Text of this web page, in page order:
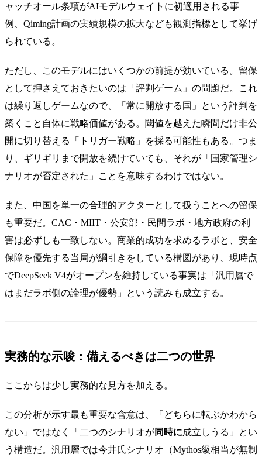
ャッチオール条項がAIモデルウェイトに初適用される事
例、Qiming計画の実績規模の拡大なども観測指標として挙げ
られている。
ただし、このモデルにはいくつかの前提が効いている。留保
として押さえておきたいのは「評判ゲーム」の問題だ。これ
は繰り返しゲームなので、「常に開放する国」という評判を
築くこと自体に戦略価値がある。閾値を越えた瞬間だけ非公
開に切り替える「トリガー戦略」を採る可能性もある。つま
り、ギリギリまで開放を続けていても、それが「国家管理シ
ナリオが否定された」ことを意味するわけではない。
また、中国を単一の合理的アクターとして扱うことへの留保
も重要だ。CAC・MIIT・公安部・民間ラボ・地方政府の利
害は必ずしも一致しない。商業的成功を求めるラボと、安全
保障を優先する当局が綱引きをしている構図があり、現時点
でDeepSeek V4がオープンを維持している事実は「汎用層で
はまだラボ側の論理が優勢」という読みも成立する。
実務的な示唆：備えるべきは二つの世界
ここからは少し実務的な見方を加える。
この分析が示す最も重要な含意は、「どちらに転ぶかわから
ない」ではなく「二つのシナリオが同時に成立しうる」とい
う構造だ。汎用層では今井氏シナリオ（Mythos級相当が無制